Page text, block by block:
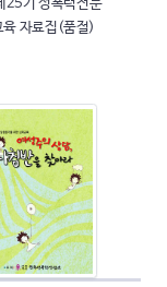
25기 성폭력전문
육 자료집(품절)